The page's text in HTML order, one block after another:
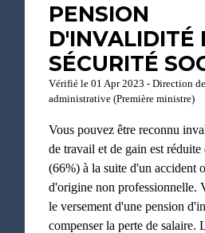
PENSION
D'INVALIDITÉ
SÉCURITÉ
Vérifié le 01 Apr 2023 - Direction
administrative (Première ministre)
Vous pouvez être reconnu
de travail et de gain est
(66%) à la suite d'un accident
d'origine non professionnelle.
le versement d'une pension
compenser la perte de salaire.